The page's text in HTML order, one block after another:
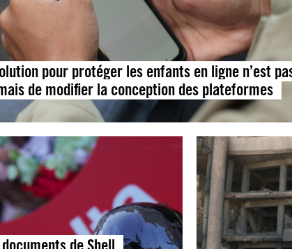
pour protéger les enfants en ligne n’est
de modifier la conception des plateformes